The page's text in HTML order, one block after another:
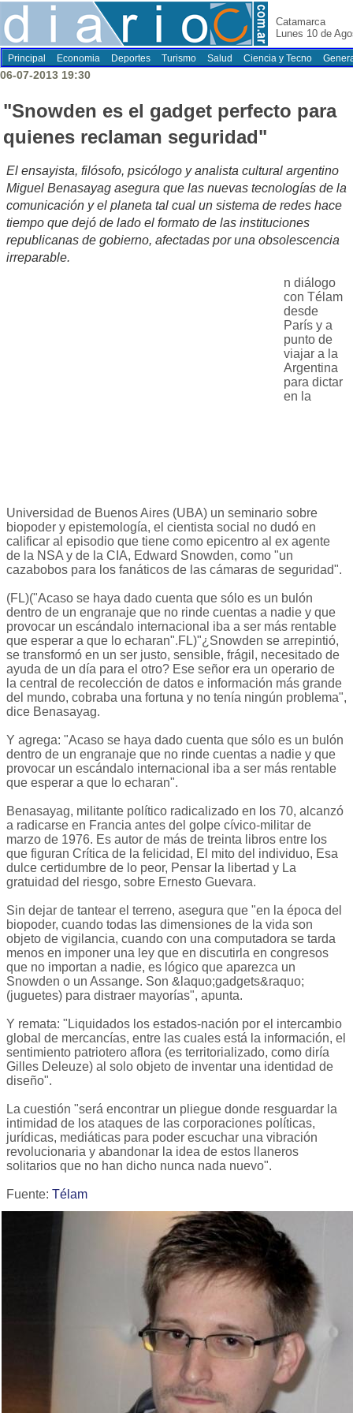
Catamarca
Lunes 10 de
Principal Economia Deportes Turismo Salud Ciencia y Tecno
06-07-2013 19:30
"Snowden es el gadget perfecto para
quienes reclaman seguridad"
El ensayista, filósofo, psicólogo y analista cultural argentino
Miguel Benasayag asegura que las nuevas tecnologías de la
comunicación y el planeta tal cual un sistema de redes hace
tiempo que dejó de lado el formato de las instituciones
republicanas de gobierno, afectadas por una obsolescencia
irreparable.
n diálogo
con Télam
desde
París y a
punto de
viajar a la
Argentina
para dictar
en la
Universidad de Buenos Aires (UBA) un seminario sobre
biopoder y epistemología, el cientista social no dudó en
calificar al episodio que tiene como epicentro al ex agente
de la NSA y de la CIA, Edward Snowden, como "un
cazabobos para los fanáticos de las cámaras de seguridad".
(FL)("Acaso se haya dado cuenta que sólo es un bulón
dentro de un engranaje que no rinde cuentas a nadie y que
provocar un escándalo internacional iba a ser más rentable
que esperar a que lo echaran".FL)"¿Snowden se arrepintió,
se transformó en un ser justo, sensible, frágil, necesitado de
ayuda de un día para el otro? Ese señor era un operario de
la central de recolección de datos e información más grande
del mundo, cobraba una fortuna y no tenía ningún problema",
dice Benasayag.
Y agrega: "Acaso se haya dado cuenta que sólo es un bulón
dentro de un engranaje que no rinde cuentas a nadie y que
provocar un escándalo internacional iba a ser más rentable
que esperar a que lo echaran".
Benasayag, militante político radicalizado en los 70, alcanzó
a radicarse en Francia antes del golpe cívico-militar de
marzo de 1976. Es autor de más de treinta libros entre los
que figuran Crítica de la felicidad, El mito del individuo, Esa
dulce certidumbre de lo peor, Pensar la libertad y La
gratuidad del riesgo, sobre Ernesto Guevara.
Sin dejar de tantear el terreno, asegura que "en la época del
biopoder, cuando todas las dimensiones de la vida son
objeto de vigilancia, cuando con una computadora se tarda
menos en imponer una ley que en discutirla en congresos
que no importan a nadie, es lógico que aparezca un
Snowden o un Assange. Son &laquo;gadgets&raquo;
(juguetes) para distraer mayorías", apunta.
Y remata: "Liquidados los estados-nación por el intercambio
global de mercancías, entre las cuales está la información, el
sentimiento patriotero aflora (es territorializado, como diría
Gilles Deleuze) al solo objeto de inventar una identidad de
diseño".
La cuestión "será encontrar un pliegue donde resguardar la
intimidad de los ataques de las corporaciones políticas,
jurídicas, mediáticas para poder escuchar una vibración
revolucionaria y abandonar la idea de estos llaneros
solitarios que no han dicho nunca nada nuevo".
Fuente: Télam